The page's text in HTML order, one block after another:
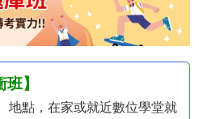
】
地點，在家或就近數位學堂就